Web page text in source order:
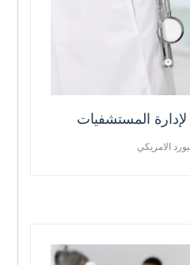
لإدارة المستشفيات
الامريكي